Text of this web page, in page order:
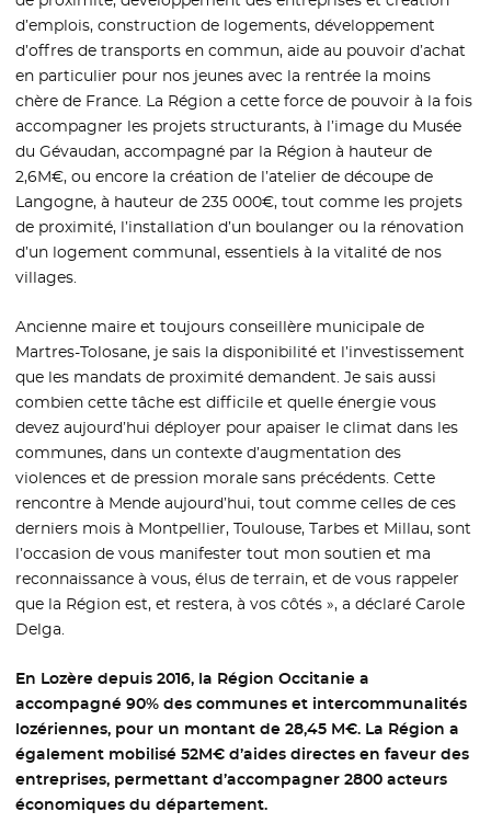
d’emplois, construction de logements, développement
d’offres de transports en commun, aide au pouvoir d’achat
en particulier pour nos jeunes avec la rentrée la moins
chère de France. La Région a cette force de pouvoir à la fois
accompagner les projets structurants, à l’image du Musée
du Gévaudan, accompagné par la Région à hauteur de
2,6M€, ou encore la création de l’atelier de découpe de
Langogne, à hauteur de 235 000€, tout comme les projets
de proximité, l’installation d’un boulanger ou la rénovation
d’un logement communal, essentiels à la vitalité de nos
villages.
Ancienne maire et toujours conseillère municipale de
Martres-Tolosane, je sais la disponibilité et l’investissement
que les mandats de proximité demandent. Je sais aussi
combien cette tâche est difficile et quelle énergie vous
devez aujourd’hui déployer pour apaiser le climat dans les
communes, dans un contexte d’augmentation des
violences et de pression morale sans précédents. Cette
rencontre à Mende aujourd’hui, tout comme celles de ces
derniers mois à Montpellier, Toulouse, Tarbes et Millau, sont
l’occasion de vous manifester tout mon soutien et ma
reconnaissance à vous, élus de terrain, et de vous rappeler
que la Région est, et restera, à vos côtés », a déclaré Carole
Delga.
En Lozère depuis 2016, la Région Occitanie a
accompagné 90% des communes et intercommunalités
lozériennes, pour un montant de 28,45 M€. La Région a
également mobilisé 52M€ d’aides directes en faveur des
entreprises, permettant d’accompagner 2800 acteurs
économiques du département.